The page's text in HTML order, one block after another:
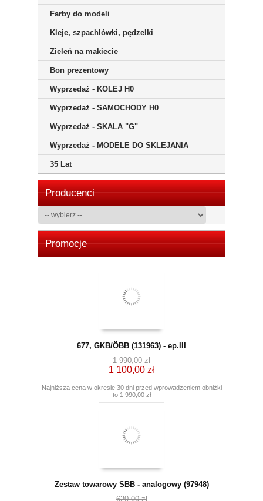
Farby do modeli
Kleje, szpachlówki, pędzelki
Zieleń na makiecie
Bon prezentowy
Wyprzedaż - KOLEJ H0
Wyprzedaż - SAMOCHODY H0
Wyprzedaż - SKALA "G"
Wyprzedaż - MODELE DO SKLEJANIA
35 Lat
Producenci
Promocje
677, GKB/ÖBB (131963) - ep.III
1 990,00 zł
1 100,00 zł
Najniższa cena w okresie 30 dni przed wprowadzeniem obniżki
to 1 990,00 zł
Zestaw towarowy SBB - analogowy (97948)
620,00 zł